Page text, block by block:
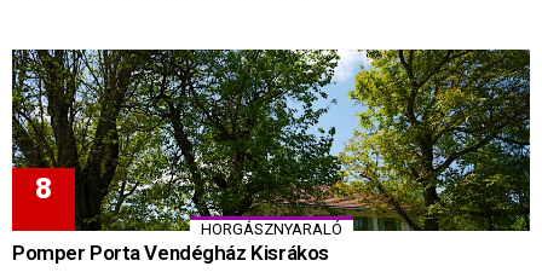
HORGÁSZNYARALÓ
Pomper Porta Vendégház Kisrákos